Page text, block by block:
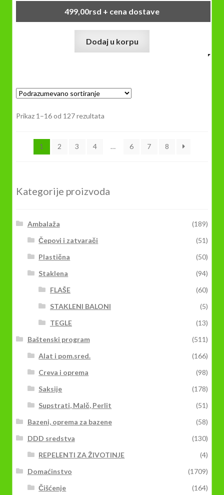
499,00rsd + cena dostave
Dodaj u korpu
Prikaz 1–16 od 127 rezultata
1 2 3 4 … 6 7 8
Kategorije proizvoda
Ambalaža
(189)
Čepovi i zatvarači
(51)
Plastična
(50)
Staklena
(94)
FLAŠE
(60)
STAKLENI BALONI
(5)
TEGLE
(13)
Baštenski program
(511)
Alat i pom.sred.
(166)
Creva i oprema
(98)
Saksije
(178)
Supstrati, Malč, Perlit
(51)
Bazeni, oprema za bazene
(58)
DDD sredstva
(130)
REPELENTI ZA ŽIVOTINJE
(4)
Domaćinstvo
(1709)
Čišćenje
(164)